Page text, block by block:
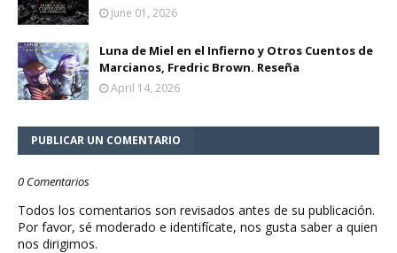
June 01, 2026
Luna de Miel en el Infierno y Otros Cuentos de
Marcianos, Fredric Brown. Reseña
April 14, 2026
PUBLICAR UN COMENTARIO
0 Comentarios
Todos los comentarios son revisados antes de su publicación.
Por favor, sé moderado e identifícate, nos gusta saber a quien
nos dirigimos.